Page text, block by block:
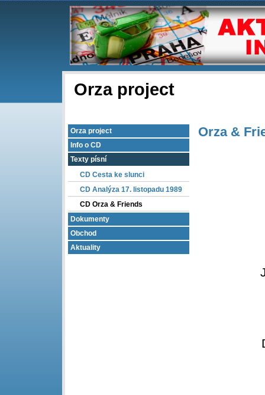
Orza project
Orza &
Orza project
Info o CD
Texty písní
CD Cesta ke slunci
CD Analýza 17. listopadu 1989
CD Orza & Friends
Dokumenty
Obchod
Aktuality